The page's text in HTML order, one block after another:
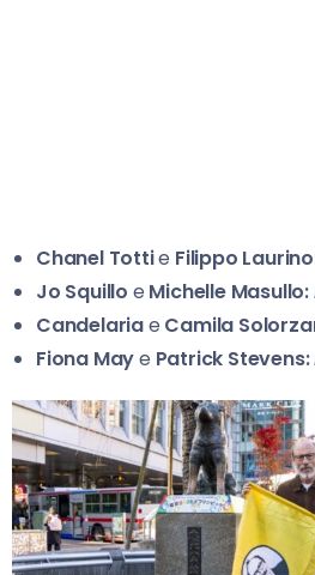
Chanel Tottie Filippo
Jo Squillo e Michelle Masullo:
Candelariae Camila
Fiona Maye Patrick Stevens: